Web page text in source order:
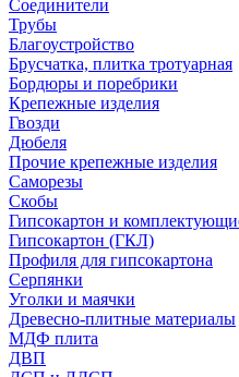
Соединители
Трубы
Благоустройство
Брусчатка, плитка тротуарная
Бордюры и поребрики
Крепежные изделия
Гвозди
Дюбеля
Прочие крепежные изделия
Саморезы
Скобы
Гипсокартон и
Гипсокартон (ГКЛ)
Профиля для гипсокартона
Серпянки
Уголки и маячки
Древесно-плитные материалы
МДФ плита
ДВП